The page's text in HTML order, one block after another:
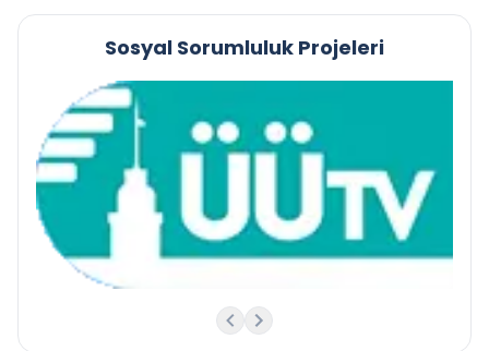
Sosyal Sorumluluk Projeleri